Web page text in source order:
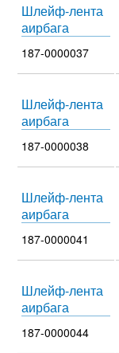
Шлейф-лента
аирбага
187-0000037
Шлейф-лента
аирбага
187-0000038
Шлейф-лента
аирбага
187-0000041
Шлейф-лента
аирбага
187-0000044